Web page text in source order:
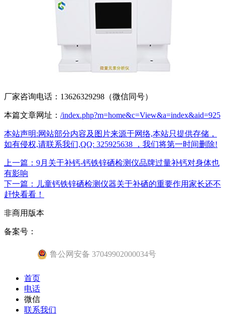
厂家咨询电话：13626329298（微信同号）
本篇文章网址： /index.php?m=home&c=View&a=index&aid=925
本站声明:网站部分内容及图片来源于网络,本站只提供存储，
如有侵权,请联系我们,QQ: 325925638 ，我们将第一时间删除!
上一篇：9月关于补钙-钙铁锌硒检测仪品牌过量补钙对身体也
有影响
下一篇：儿童钙铁锌硒检测仪器关于补硒的重要作用家长还不
赶快看看！
非商用版本
备案号：
鲁公网安备 37049902000034号
首页
电话
微信
联系我们